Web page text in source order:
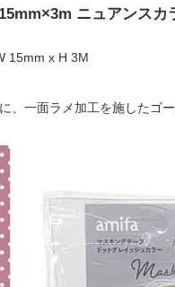
ニュアンスカ
15mm x H 3M
、一面ラメ加工を施したゴ